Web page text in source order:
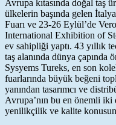
Avrupa kıtasında doğal taş
ülkelerin başında gelen
Fuarı ve 23-26 Eylül’de
International Exhibition of
ev sahipliği yaptı. 43 yıllık
taş alanında dünya
Sysyems Tureks, en son
fuarlarında büyük beğeni
yanından tasarımcı ve
Avrupa’nın bu en önemli iki
yenilikçilik ve kalite